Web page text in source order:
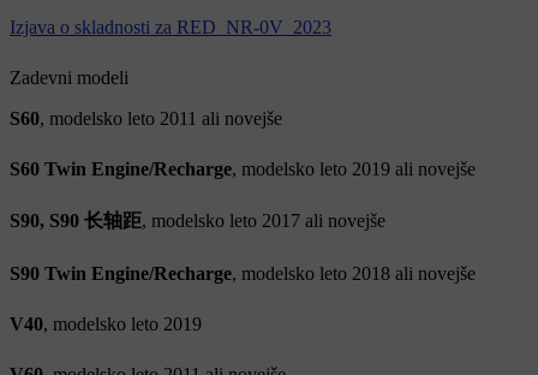
Izjava o skladnosti za RED_NR-0V_2023
Zadevni modeli
S60, modelsko leto 2011 ali novejše
S60 Twin Engine/Recharge, modelsko leto 2019 ali novejše
S90, S90 长轴距, modelsko leto 2017 ali novejše
S90 Twin Engine/Recharge, modelsko leto 2018 ali novejše
V40, modelsko leto 2019